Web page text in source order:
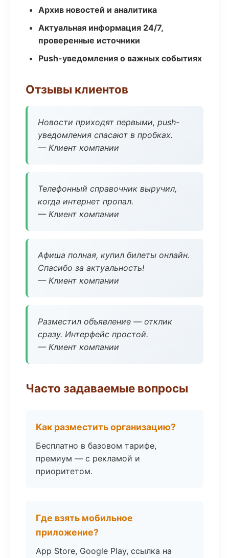
Архив новостей и аналитика
Актуальная информация 24/7,
проверенные источники
Push-уведомления о важных событиях
Отзывы клиентов
Новости приходят первыми, push-
уведомления спасают в пробках.
— Клиент компании
Телефонный справочник выручил,
когда интернет пропал.
— Клиент компании
Афиша полная, купил билеты онлайн.
Спасибо за актуальность!
— Клиент компании
Разместил объявление — отклик
сразу. Интерфейс простой.
— Клиент компании
Часто задаваемые вопросы
Как разместить организацию?
Бесплатно в базовом тарифе,
премиум — с рекламой и
приоритетом.
Где взять мобильное
приложение?
App Store, Google Play, ссылка на